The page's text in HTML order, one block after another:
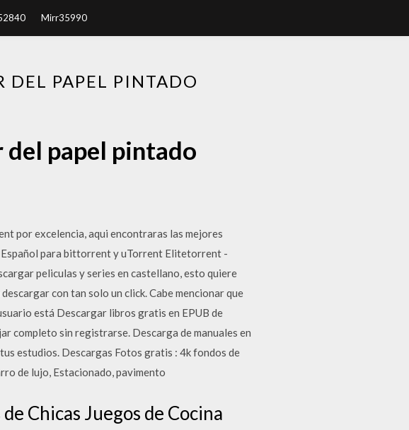
Mirr35990
DEL PAPEL PINTADO
papel pintado
por excelencia, aqui encontraras las mejores
Español para bittorrent y uTorrent Elitetorrent -
peliculas y series en castellano, esto quiere
con tan solo un click. Cabe mencionar que
está Descargar libros gratis en EPUB de
completo sin registrarse. Descarga de manuales en
estudios. Descargas Fotos gratis : 4k fondos de
de lujo, Estacionado, pavimento
Chicas Juegos de Cocina